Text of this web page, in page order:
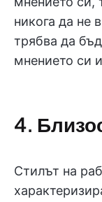
никога да не
трябва да
мнението си
4.
Стилът на